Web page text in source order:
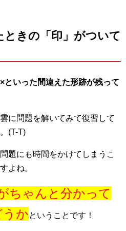
きの「印」がついて
といった間違えた形跡が残って
に問題を解いてみて復習して
(T-T)
題にも時間をかけてしまうこ
よね。
ちゃんと分かって
かということです！